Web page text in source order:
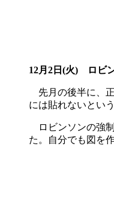
12月2日(火) ロビ
先月の後半に、
には貼れないとい
ロビンソンの強制
た。自分でも図を